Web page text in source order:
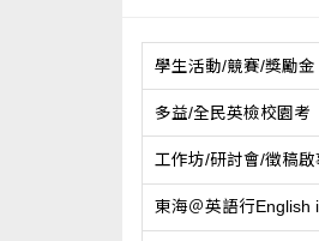
學生活動/競賽/獎勵金
多益/全民英檢校園考
工作坊/研討會/徵稿啟
東海＠英語行English